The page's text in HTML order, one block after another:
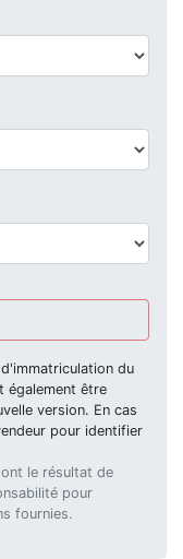
du
également être
version. En cas
pour identifier
le résultat de
pour
fournies.